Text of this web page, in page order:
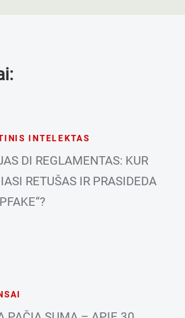
INTELEKTAS
DI REGLAMENTAS: KUR
RETUŠAS IR PRASIDEDA